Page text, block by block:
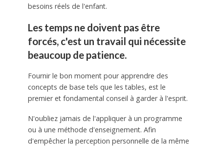
besoins réels de l'enfant.
Les temps ne doivent pas être
forcés, c'est un travail qui nécessite
beaucoup de patience.
Fournir le bon moment pour apprendre des
concepts de base tels que les tables, est le
premier et fondamental conseil à garder à l'esprit.
N'oubliez jamais de l'appliquer à un programme
ou à une méthode d'enseignement. Afin
d'empêcher la perception personnelle de la même